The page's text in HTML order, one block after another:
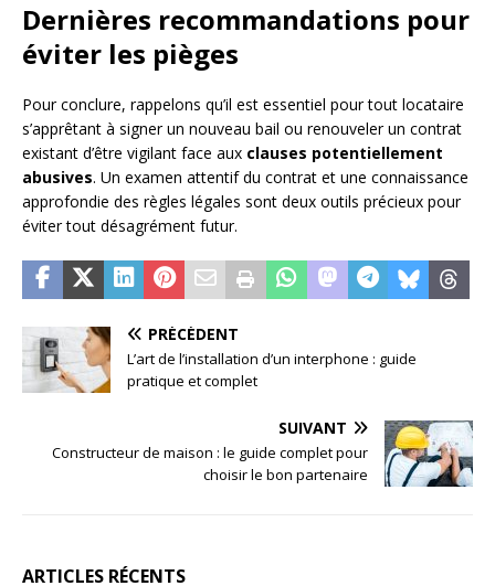
Dernières recommandations pour
éviter les pièges
Pour conclure, rappelons qu’il est essentiel pour tout locataire
s’apprêtant à signer un nouveau bail ou renouveler un contrat
existant d’être vigilant face aux clauses potentiellement
abusives. Un examen attentif du contrat et une connaissance
approfondie des règles légales sont deux outils précieux pour
éviter tout désagrément futur.
PRÉCÉDENT
L’art de l’installation d’un interphone : guide
pratique et complet
SUIVANT
Constructeur de maison : le guide complet pour
choisir le bon partenaire
ARTICLES RÉCENTS